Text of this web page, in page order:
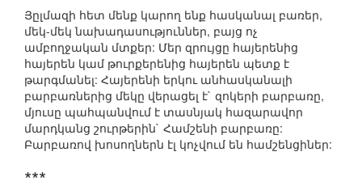
Յըլմազի հետ մենք կարող ենք հասկանալ բառեր,
մեկ-մեկ նախադասություններ, բայց ոչ
ամբողջական մտքեր: Մեր զրույցը հայերենից
հայերեն կամ թուրքերենից հայերեն պետք է
թարգմանել: Հայերենի երկու անհասկանալի
բարբառներից մեկը վերացել է` զոկերի բարբառը,
մյուսը պահպանվում է տասնյակ հազարավոր
մարդկանց շուրթերին` Համշենի բարբառը:
Բարբառով խոսողներն էլ կոչվում են համշենցիներ:
***